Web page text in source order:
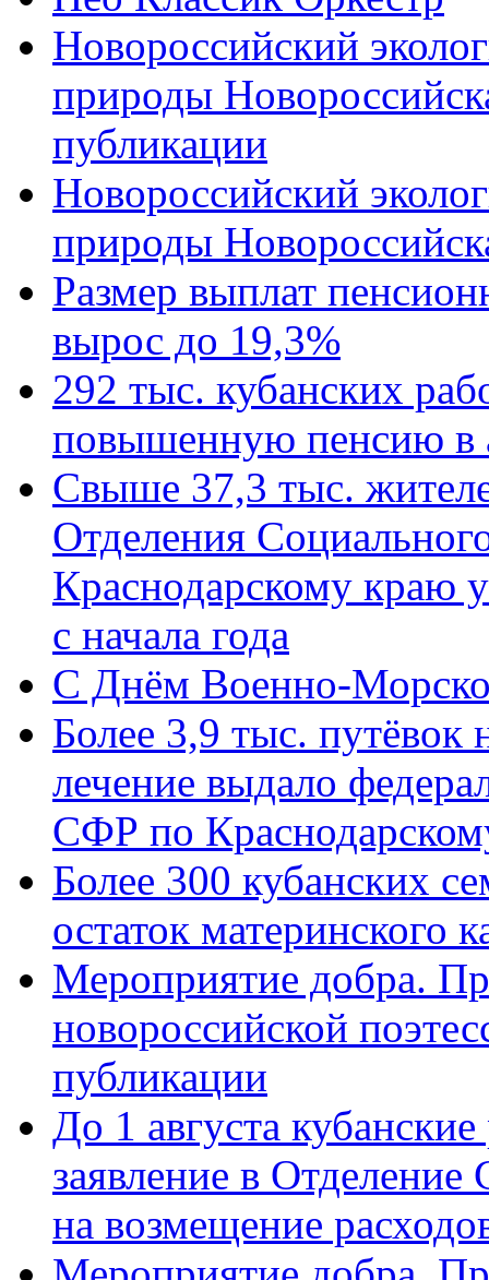
Новороссийский
природы
публикации
Новороссийский
природы
Размер выплат
вырос до 19,3%
292 тыс. кубанских
повышенную пенсию в
Свыше 37,3 тыс.
Отделения
Краснодарскому краю
с начала года
C Днём Военно-
Более 3,9 тыс. путёвок
лечение выдало
СФР по
Более 300 кубанских
остаток материнского
Мероприятие добра.
новороссийской
публикации
До 1 августа
заявление в
на возмещение